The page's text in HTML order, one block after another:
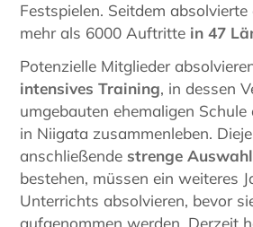
Festspielen. Seitdem
mehr als 6000 Auftritte in 47
Potenzielle Mitglieder
intensives Training, in dessen
umgebauten ehemaligen Schule
in Niigata zusammenleben.
anschließende strenge
bestehen, müssen ein weiteres
Unterrichts absolvieren, bevor